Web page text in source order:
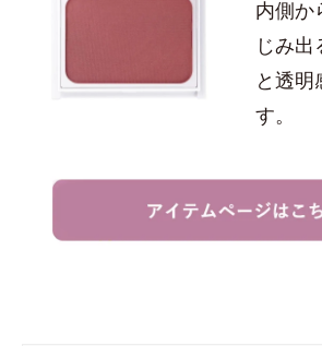
内側か
じみ
と透明
す。